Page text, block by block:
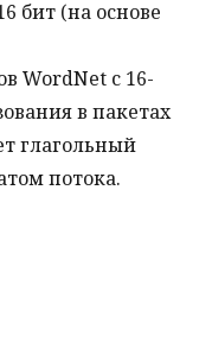
бит (на основе
WordNet с 16-
в пакетах
глагольный
потока.